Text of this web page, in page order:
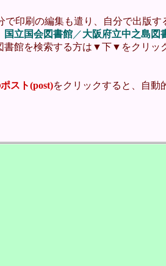
印刷の編集も遣り、自分で出版す
国立国会図書館／大阪府立中之島図
館を検索する方は▼下▼をクリッ
スト(post)をクリックすると、自動